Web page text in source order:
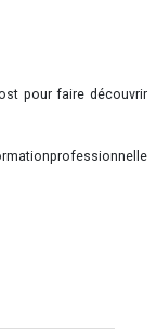
pour faire découvrir